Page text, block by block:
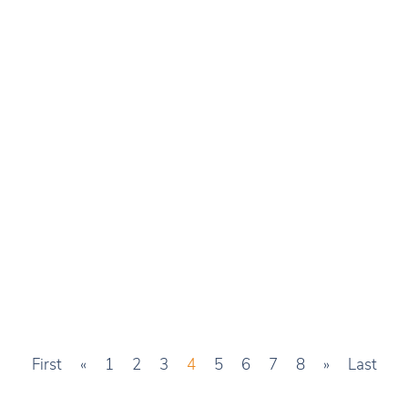
First « 1 2 3 4 5 6 7 8 » Last